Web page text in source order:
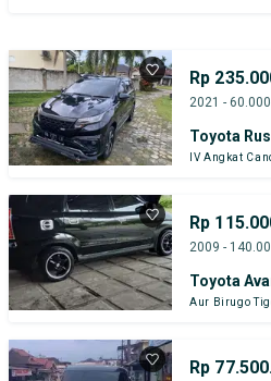
Rp
2021 -
Toyota
IV Angkat
Rp
2009 -
Toyota
Aur Birugo
Rp